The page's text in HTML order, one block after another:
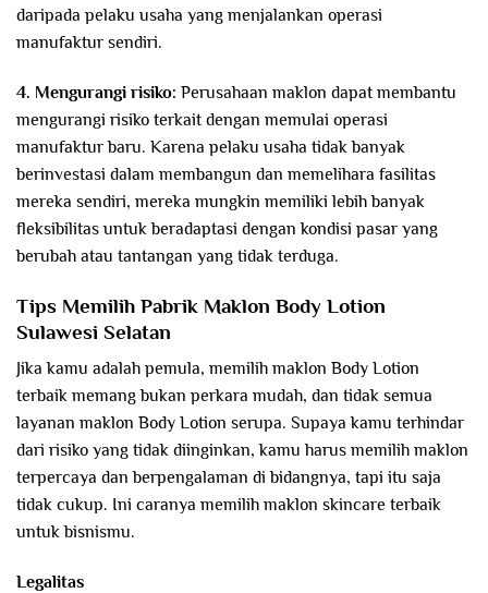
daripada pelaku usaha yang menjalankan operasi
manufaktur sendiri.
4. Mengurangi risiko: Perusahaan maklon dapat membantu
mengurangi risiko terkait dengan memulai operasi
manufaktur baru. Karena pelaku usaha tidak banyak
berinvestasi dalam membangun dan memelihara fasilitas
mereka sendiri, mereka mungkin memiliki lebih banyak
fleksibilitas untuk beradaptasi dengan kondisi pasar yang
berubah atau tantangan yang tidak terduga.
Tips Memilih Pabrik Maklon Body Lotion
Sulawesi Selatan
Jika kamu adalah pemula, memilih maklon Body Lotion
terbaik memang bukan perkara mudah, dan tidak semua
layanan maklon Body Lotion serupa. Supaya kamu terhindar
dari risiko yang tidak diinginkan, kamu harus memilih maklon
terpercaya dan berpengalaman di bidangnya, tapi itu saja
tidak cukup. Ini caranya memilih maklon skincare terbaik
untuk bisnismu.
Legalitas